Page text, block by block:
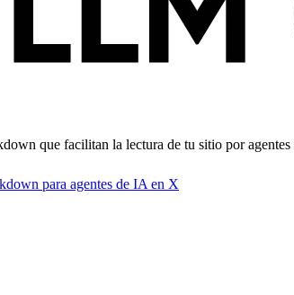
que facilitan la lectura de tu sitio por
para agentes de IA en X